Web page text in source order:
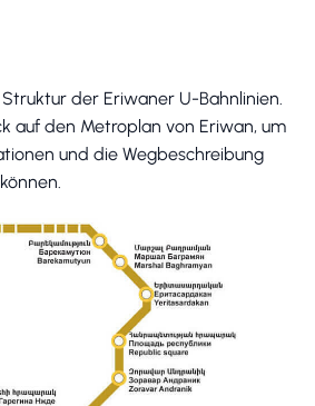
der Eriwaner U-Bahnlinien.
auf den Metroplan von Eriwan, um
und die Wegbeschreibung